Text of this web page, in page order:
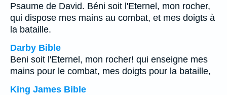
Psaume de David. Béni soit l'Eternel, mon rocher,
qui dispose mes mains au combat, et mes doigts à
la bataille.
Darby Bible
Beni soit l'Eternel, mon rocher! qui enseigne mes
mains pour le combat, mes doigts pour la bataille,
King James Bible